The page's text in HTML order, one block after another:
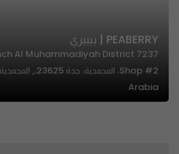
PEABERRY | بيبيري
Al Muhammadiyah District
Arabia